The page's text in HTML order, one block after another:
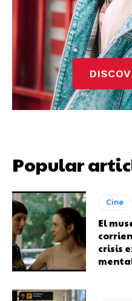
Popular
Cine
El
crisis